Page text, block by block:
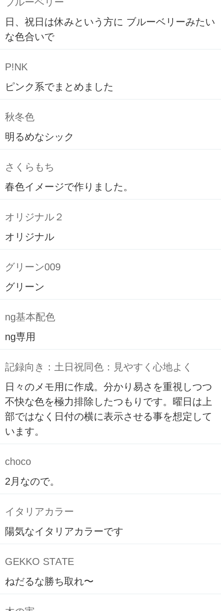
日、祝日は休みという方に ブルーベリーみたい
な色合いで
P!NK
ピンク系でまとめました
秋冬色
明るめなシック
さくらもち
春色イメージで作りました。
オリジナル２
オリジナル
グリーン009
グリーン
ng基本配色
ng専用
記録向き：土日祝同色：見やすく心地よく
日々のメモ用に作成。分かり易さを重視しつつ
不快な色を極力排除したつもりです。曜日は上
部ではなく日付の横に表示させる事を想定して
います。
choco
2月なので。
イタリアカラー
陽気なイタリアカラーです
GEKKO STATE
ねだるな勝ち取れ〜